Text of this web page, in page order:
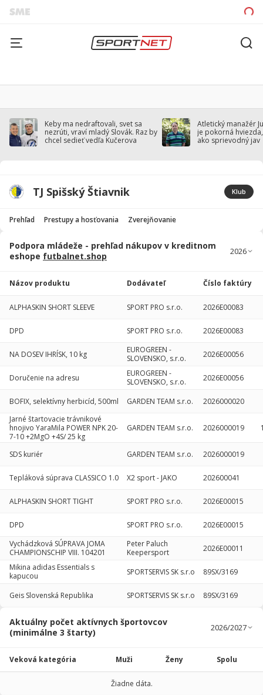
Keby ma nedraftovali, svet sa
nezrúti, vraví mladý Slovák. Raz by
chcel sedieť vedľa Kučerova
Atletický manažér
je pokorná
ako sprievodný jav
TJ Spišský Štiavnik Klub
Prehľad Prestupy a hosťovania Zverejňovanie
Podpora mládeže - prehľad nákupov v kreditnom
eshope futbalnet.shop
Názov produktu Dodávateľ Číslo faktúry
ALPHASKIN SHORT SLEEVE SPORT PRO s.r.o. 2026E00083
DPD SPORT PRO s.r.o. 2026E00083
NA DOSEV IHRÍSK, 10 kg
EUROGREEN -
SLOVENSKO, s.r.o.
2026E00056
Doručenie na adresu
EUROGREEN -
SLOVENSKO, s.r.o.
2026E00056
BOFIX, selektívny herbicíd, 500ml GARDEN TEAM s.r.o.
2026000020
Jarné štartovacie trávnikové
hnojivo YaraMila POWER NPK 20-
7-10 +2MgO +4S/ 25 kg
GARDEN TEAM s.r.o. 2026000019
SDS kuriér GARDEN TEAM s.r.o. 2026000019
Tepláková súprava CLASSICO 1.0 X2 sport - JAKO 202600041
ALPHASKIN SHORT TIGHT SPORT PRO s.r.o. 2026E00015
DPD SPORT PRO s.r.o.
2026E00015
Vychádzková SÚPRAVA JOMA
CHAMPIONSCHIP VIII. 104201
Peter Paluch
Keepersport
2026E00011
Mikina adidas Essentials s
kapucou
SPORTSERVIS SK s.r.o 89SX/3169
Geis Slovenská Republika SPORTSERVIS SK s.r.o 89SX/3169
Aktuálny počet aktívnych športovcov
(minimálne 3 štarty)
Veková kategória Muži Ženy Spolu
Žiadne dáta.